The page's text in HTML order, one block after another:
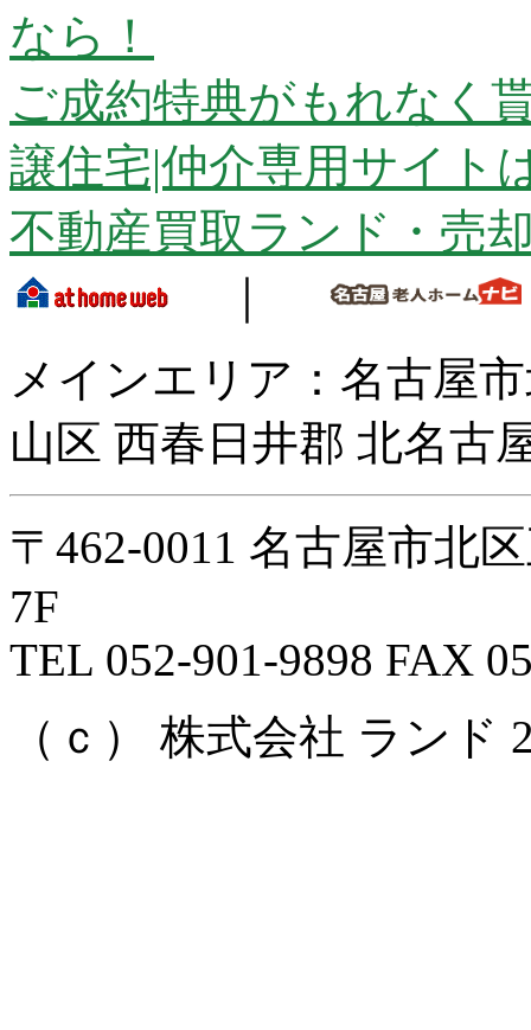
なら！
ご成約特典がもれなく
譲住宅|仲介専用サイト
不動産買取ランド・売
メインエリア：名古屋
山区 西春日井郡 北名古
〒462-0011 名古屋市北
7F
TEL 052-901-9898 FAX
（ｃ） 株式会社 ランド